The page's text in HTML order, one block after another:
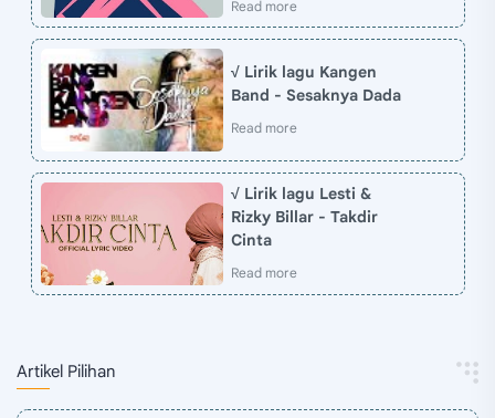
√ Lirik lagu Kangen
Band - Sesaknya Dada
√ Lirik lagu Lesti &
Rizky Billar - Takdir
Cinta
Artikel Pilihan